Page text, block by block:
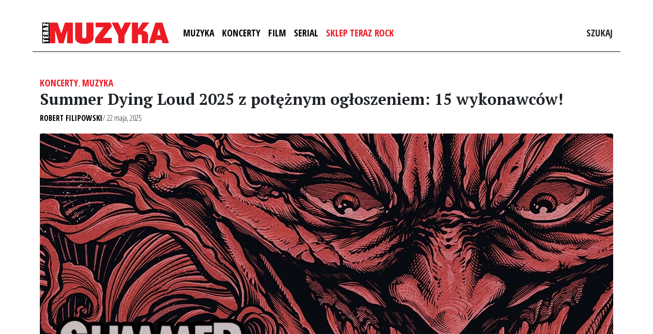
MUZYKA KONCERTY FILM SERIAL SKLEP TERAZ ROCK SZUKAJ
KONCERTY, MUZYKA
Summer Dying Loud 2025 z potężnym ogłoszeniem: 15 wykonawców!
ROBERT FILIPOWSKI/ 22 maja, 2025